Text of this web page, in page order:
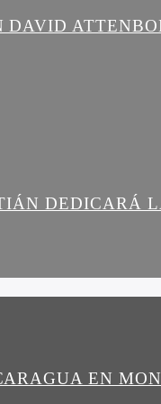
DAVID
DEDICARÁ
EN